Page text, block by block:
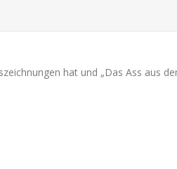
hat und „Das Ass aus